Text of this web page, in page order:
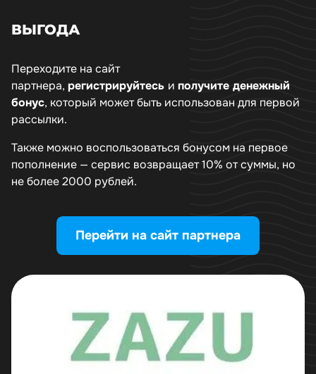
ВЫГОДА
Переходите на сайт
партнера, регистрируйтесь и получите денежный
бонус, который может быть использован для первой
рассылки.
Также можно воспользоваться бонусом на первое
пополнение — сервис возвращает 10% от суммы, но
не более 2000 рублей.
Перейти на сайт партнера